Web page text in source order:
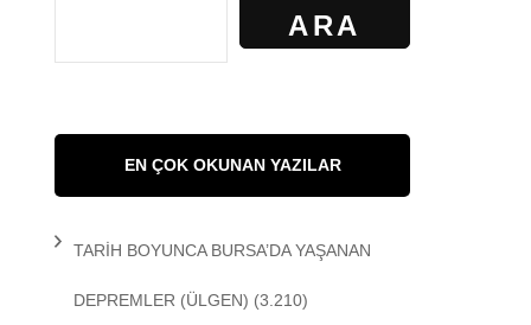
KİBAROĞLUSAĞLIK
SOSYOLOJİ
ARA
EN ÇOK OKUNAN YAZILAR
TARİH BOYUNCA BURSA’DA YAŞANAN
DEPREMLER (ÜLGEN) (3.210)